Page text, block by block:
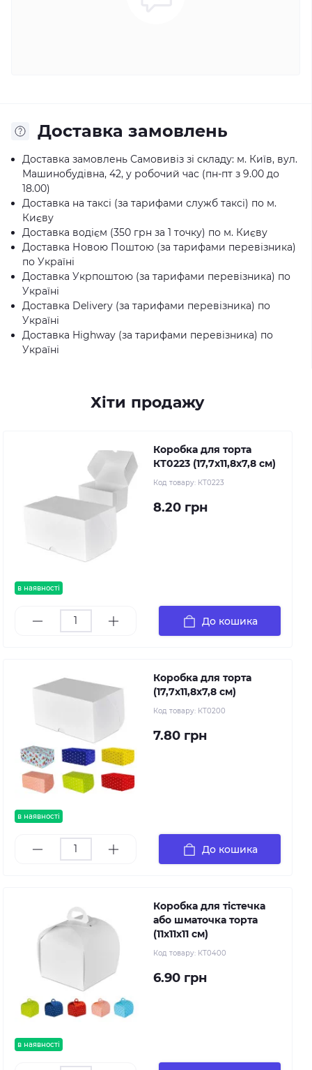
Доставка замовлень
Доставка замовлень Самовивіз зі складу: м. Київ, вул.
Машинобудівна, 42, у робочий час (пн-пт з 9.00 до
18.00)
Доставка на таксі (за тарифами служб таксі) по м.
Києву
Доставка водієм (350 грн за 1 точку) по м. Києву
Доставка Новою Поштою (за тарифами перевізника)
по Україні
Доставка Укрпоштою (за тарифами перевізника) по
Україні
Доставка Delivery (за тарифами перевізника) по
Україні
Доставка Highway (за тарифами перевізника) по
Україні
Хіти продажу
в наявності
Коробка для торта
КТ0223 (17,7х11,8х7,8 см)
Код товару: КТ0223
8.20 грн
До кошика
в наявності
Коробка для торта
(17,7х11,8х7,8 см)
Код товару: КТ0200
7.80 грн
До кошика
в наявності
Коробка для тістечка
або шматочка торта
(11х11х11 см)
Код товару: КТ0400
6.90 грн